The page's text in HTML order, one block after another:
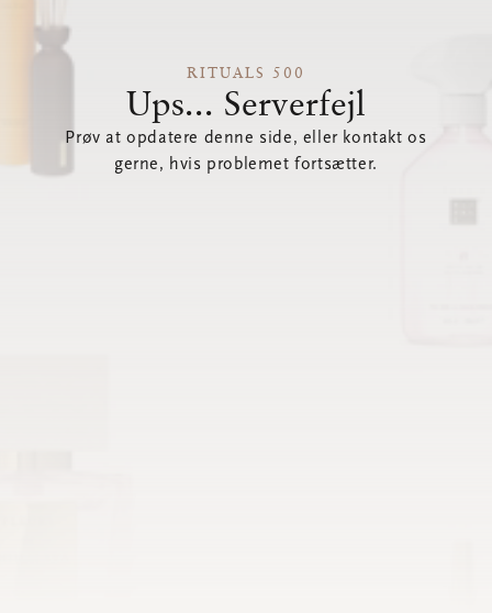
RITUALS 500
Ups... Serverfejl
Prøv at opdatere denne side, eller kontakt os
gerne, hvis problemet fortsætter.